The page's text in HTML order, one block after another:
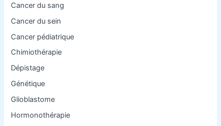
Cancer du sang
Cancer du sein
Cancer pédiatrique
Chimiothérapie
Dépistage
Génétique
Glioblastome
Hormonothérapie